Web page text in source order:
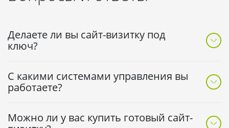
ключ по вашему техническому заданию, либо по
упрощенному варианту, заполнив бриф.
Делаете ли вы сайт-визитку под
ключ?
DLE, WordPress, а также простые html сайты.
С какими системами управления вы
работаете?
Можно ли у вас купить готовый сайт-